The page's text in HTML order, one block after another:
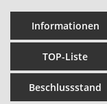
Informationen
TOP-Liste
Beschlussstand